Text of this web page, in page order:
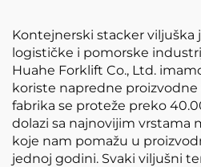
Kontejnerski stacker viljuška
logističke i pomorske
Huahe Forklift Co., Ltd.
koriste napredne proizvodne
fabrika se proteže preko
dolazi sa najnovijim vrstama
koje nam pomažu u
jednoj godini. Svaki viljušni